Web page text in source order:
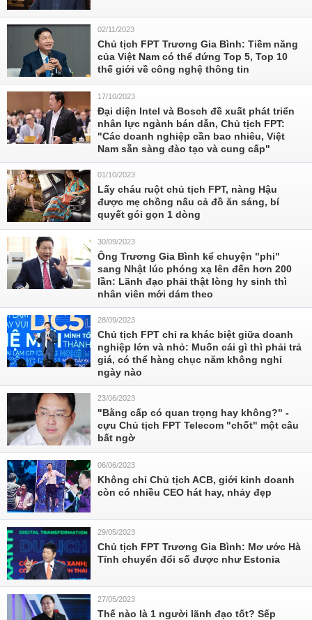
02/11/2023
Chủ tịch FPT Trương Gia Bình: Tiềm năng
của Việt Nam có thể đứng Top 5, Top 10
thế giới về công nghệ thông tin
17/10/2023
Đại diện Intel và Bosch đề xuất phát triển
nhân lực ngành bán dẫn, Chủ tịch FPT:
"Các doanh nghiệp cần bao nhiêu, Việt
Nam sẵn sàng đào tạo và cung cấp"
01/10/2023
Lấy cháu ruột chủ tịch FPT, nàng Hậu
được mẹ chồng nấu cả đồ ăn sáng, bí
quyết gói gọn 1 dòng
30/09/2023
Ông Trương Gia Bình kể chuyện "phi"
sang Nhật lúc phóng xạ lên đến hơn 200
lần: Lãnh đạo phải thật lòng hy sinh thì
nhân viên mới dám theo
28/09/2023
Chủ tịch FPT chỉ ra khác biệt giữa doanh
nghiệp lớn và nhỏ: Muốn cái gì thì phải trả
giá, có thể hàng chục năm không nghỉ
ngày nào
23/06/2023
"Bằng cấp có quan trọng hay không?" -
cựu Chủ tịch FPT Telecom "chốt" một câu
bất ngờ
06/06/2023
Không chỉ Chủ tịch ACB, giới kinh doanh
còn có nhiều CEO hát hay, nhảy đẹp
29/05/2023
Chủ tịch FPT Trương Gia Bình: Mơ ước Hà
Tĩnh chuyển đổi số được như Estonia
27/05/2023
Thế nào là 1 người lãnh đạo tốt? Sếp